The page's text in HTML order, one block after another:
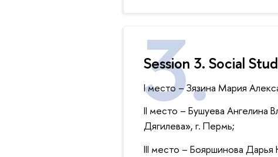
Session 3. Social
I место – Зязина Мария
II место – Бушуева
Дягилева», г. Пермь;
III место – Бояршинова